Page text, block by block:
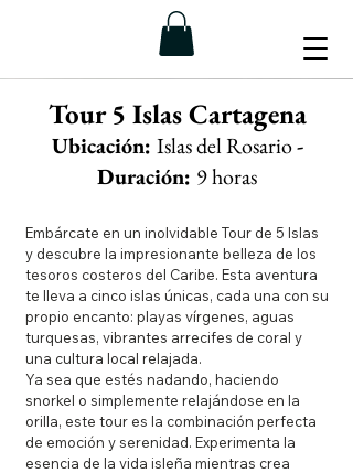
Tour 5 Islas Cartagena
Ubicación: Islas del Rosario-
Duración: 9 horas
Embárcate en un inolvidable Tour de 5 Islas
y descubre la impresionante belleza de los
tesoros costeros del Caribe. Esta aventura
te lleva a cinco islas únicas, cada una con su
propio encanto: playas vírgenes, aguas
turquesas, vibrantes arrecifes de coral y
una cultura local relajada.
Ya sea que estés nadando, haciendo
snorkel o simplemente relajándose en la
orilla, este tour es la combinación perfecta
de emoción y serenidad. Experimenta la
esencia de la vida isleña mientras crea